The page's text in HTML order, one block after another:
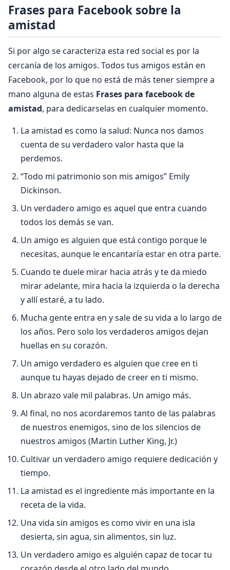
Frases para Facebook sobre la
amistad
Si por algo se caracteriza esta red social es por la
cercanía de los amigos. Todos tus amigos están en
Facebook, por lo que no está de más tener siempre a
mano alguna de estas Frases para facebook de
amistad, para dedicarselas en cualquier momento.
La amistad es como la salud: Nunca nos damos
cuenta de su verdadero valor hasta que la
perdemos.
“Todo mi patrimonio son mis amigos” Emily
Dickinson.
Un verdadero amigo es aquel que entra cuando
todos los demás se van.
Un amigo es alguien que está contigo porque le
necesitas, aunque le encantarí­a estar en otra parte.
Cuando te duele mirar hacia atrás y te da miedo
mirar adelante, mira hacia la izquierda o la derecha
y allí­ estaré, a tu lado.
Mucha gente entra en y sale de su vida a lo largo de
los años. Pero solo los verdaderos amigos dejan
huellas en su corazón.
Un amigo verdadero es alguien que cree en ti
aunque tu hayas dejado de creer en ti mismo.
Un abrazo vale mil palabras. Un amigo más.
Al final, no nos acordaremos tanto de las palabras
de nuestros enemigos, sino de los silencios de
nuestros amigos (Martin Luther King, Jr.)
Cultivar un verdadero amigo requiere dedicación y
tiempo.
La amistad es el ingrediente más importante en la
receta de la vida.
Una vida sin amigos es como vivir en una isla
desierta, sin agua, sin alimentos, sin luz.
Un verdadero amigo es alguién capaz de tocar tu